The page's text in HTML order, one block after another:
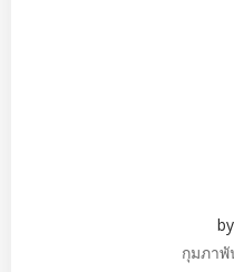
by
กุมภาพั